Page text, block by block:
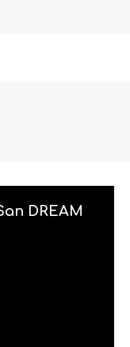
DREAM